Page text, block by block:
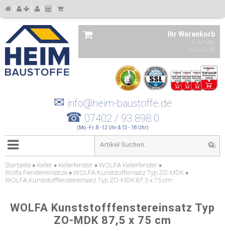
Ihr Warenkorb
0 Artikel
0,00 EUR
✉ info@heim-baustoffe.de
☎ 07402 / 93 898 0
(Mo.-Fr. 8 -12 Uhr & 13 - 18 Uhr)
Startseite » Keller » Kellerfenster » WOLFA Kellerfenster »
Wolfa Fenstereinsätze » WOLFA Kunststoffeinsatz Typ ZO-MDK »
WOLFA Kunststofffenstereinsatz Typ ZO-MDK 87,5 x 75 cm
WOLFA Kunststofffenstereinsatz Typ
ZO-MDK 87,5 x 75 cm